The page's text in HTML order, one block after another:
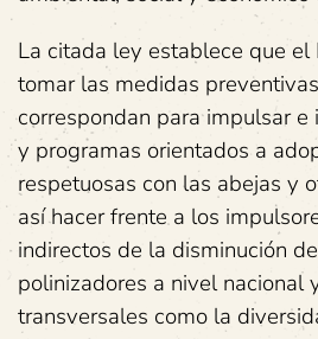
La citada ley establece que el
tomar las medidas
correspondan para impulsar e
y programas orientados a
respetuosas con las abejas y
así hacer frente a los
indirectos de la disminución
polinizadores a nivel nacional
transversales como la